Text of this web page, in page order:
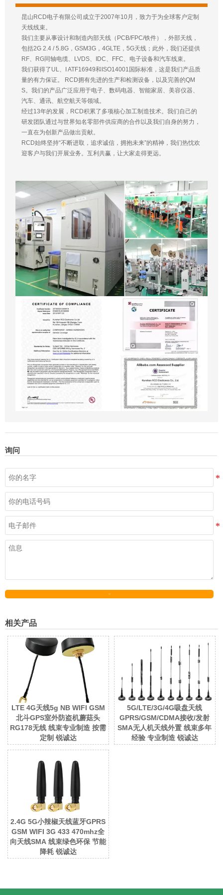
昆山RCD电子有限公司成立于2007年10月，致力于为全球客户定制
天线线束。
我们主要从事设计和制造内部天线（PCB/FPC/铁件），外部天线，
包括2G 2.4 / 5.8G，GSM3G，4GLTE，5G天线；此外，我们还提供
RF、RG同轴电缆、LVDS、IDC、FFC、电子设备和汽车线束。
我们获得了UL、I ATF16949和ISO14001国际标准，这是我们产品质
量的有力保证。 RCD拥有先进的生产和检测设备，以及完善的QM
S。我们的产品广泛应用于电子、数码电器、智能家居、美容仪器、
汽车、通讯、航空航天等领域。
经过13年的发展，RCD积累了多项核心加工制造技术。我们自己的
研发团队通过与世界知名零部件供应商的合作以及我们自身的努力，
一直在为创新产品做出贡献。
RCD始终坚持“不断进取，追求诚信，拥抱未来”的精神，我们热忱欢
迎客户与我们开展业务。互利共赢，让大家走得更远。
询问
相关产品
LTE 4G天线5g NB WIFI GSM
北斗GPS室外防盗机蘑菇头
RG178无线 线束专业制造 按需
定制 锐诚达
5G/LTE/3G/4G吸盘天线
GPRS/GSM/CDMA接收/发射
SMA无人机天线外置 线束多年
经验 专业制造 锐诚达
2.4G 5G小辣椒天线蓝牙GPRS
GSM WIFI 3G 433 470mhz全
向天线SMA 线束绿色环保 节能
降耗 锐诚达